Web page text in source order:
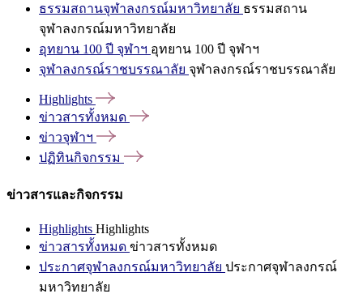
ธรรมสถานจุฬาลงกรณ์มหาวิทยาลัย ธรรมสถาน
จุฬาลงกรณ์มหาวิทยาลัย
อุทยาน 100 ปี จุฬาฯ อุทยาน 100 ปี จุฬาฯ
จุฬาลงกรณ์ราชบรรณาลัย จุฬาลงกรณ์ราชบรรณาลัย
Highlights
ข่าวสารทั้งหมด
ข่าวจุฬาฯ
ปฏิทินกิจกรรม
ข่าวสารและกิจกรรม
Highlights Highlights
ข่าวสารทั้งหมด ข่าวสารทั้งหมด
ประกาศจุฬาลงกรณ์มหาวิทยาลัย ประกาศจุฬาลงกรณ์
มหาวิทยาลัย